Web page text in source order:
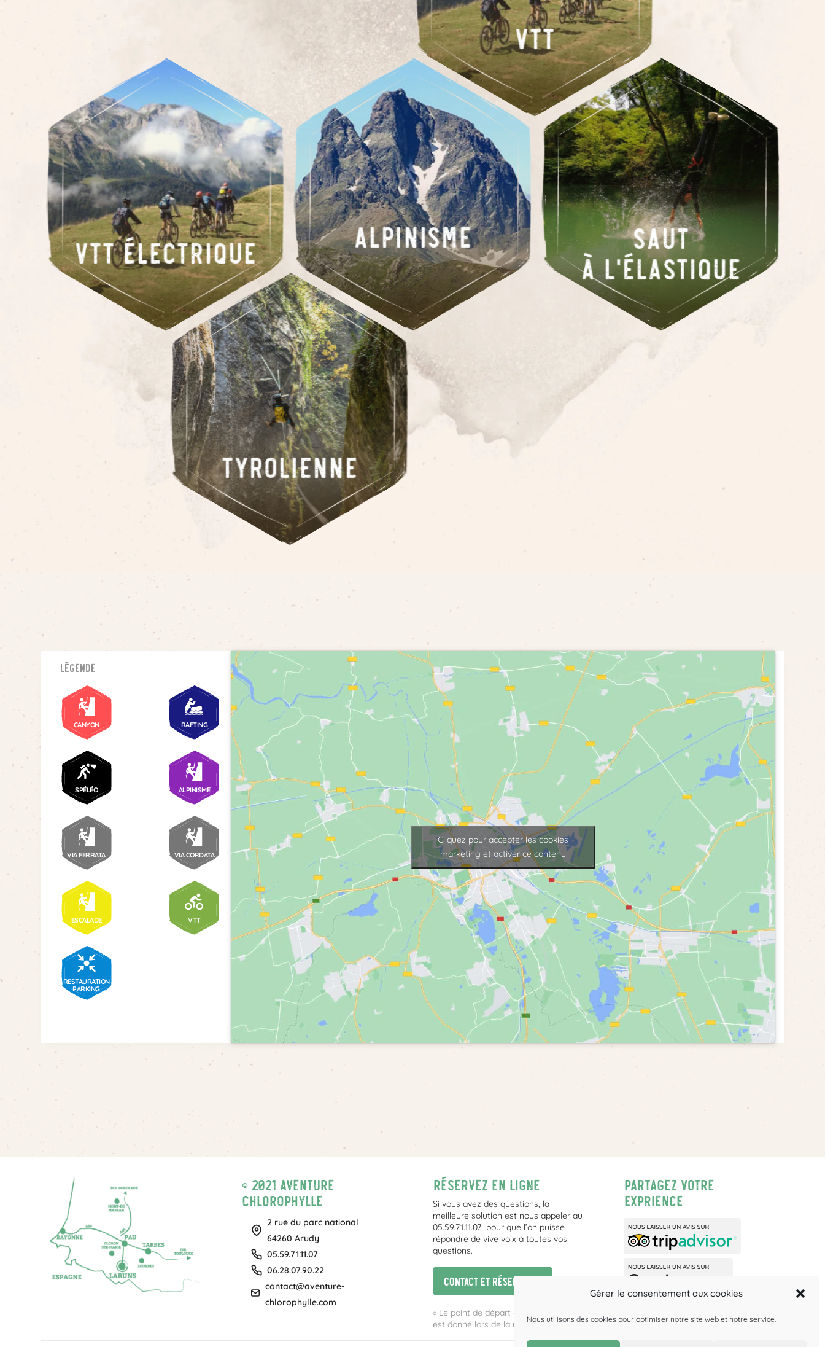
Gérer le consentement aux cookies
Nous utilisons des cookies pour optimiser notre site web et notre service.
Légende
CANYON RAFTING
SPÉLÉO ALPINISME
VIA FERRATA VIA CORDATA
ESCALADE VTT
RESTAURATION
PARKING
Cliquez pour accepter les cookies
marketing et activer ce contenu
© 2021 Aventure
Chlorophylle
2 rue du parc national
64260 Arudy
05.59.71.11.07
06.28.07.90.22
contact@aventure-
chlorophylle.com
Réservez en ligne
Si vous avez des questions, la
meilleure solution est nous appeler au
05.59.71.11.07 pour que l’on puisse
répondre de vive voix à toutes vos
questions.
Contact et réservation
« Le point de départ des activités vous
est donné lors de la réservation. »
Partagez votre
exprience